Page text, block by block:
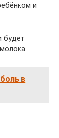
и
будет
в